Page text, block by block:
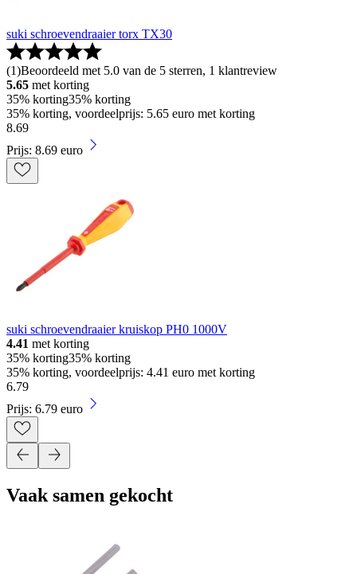
suki schroevendraaier torx TX30
(1)Beoordeeld met 5.0 van de 5 sterren, 1 klantreview
5.65 met korting
35% korting35% korting
35% korting, voordeelprijs: 5.65 euro met korting
8.69
Prijs: 8.69 euro
suki schroevendraaier kruiskop PH0 1000V
4.41 met korting
35% korting35% korting
35% korting, voordeelprijs: 4.41 euro met korting
6.79
Prijs: 6.79 euro
Vaak samen gekocht